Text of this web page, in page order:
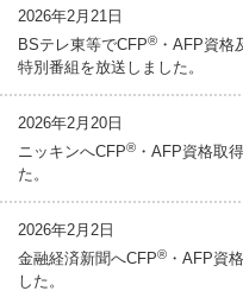
お問い合わせ
English
法人・行政機関の方へ
学校関係者の方へ
報道・メディア関係者の方へ
2026年2月21日
BSテレ東等でCFP® ・AFP資格
特別番組を放送しました。
2026年2月20日
ニッキンへCFP® ・AFP資格取
た。
2026年2月2日
金融経済新聞へCFP® ・AFP資
した。